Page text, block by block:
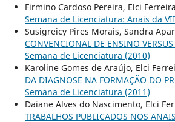
Firmino Cardoso Pereira, Elci
Semana de Licenciatura: Anais da
Susigreicy Pires Morais, Sandra
CONVENCIONAL DE ENSINO
Semana de Licenciatura (2010)
Karoline Gomes de Araújo, Elci
DA DIAGNOSE NA FORMAÇÃO DO
Semana de Licenciatura (2011)
Daiane Alves do Nascimento, Elci
TRABALHOS PUBLICADOS NOS